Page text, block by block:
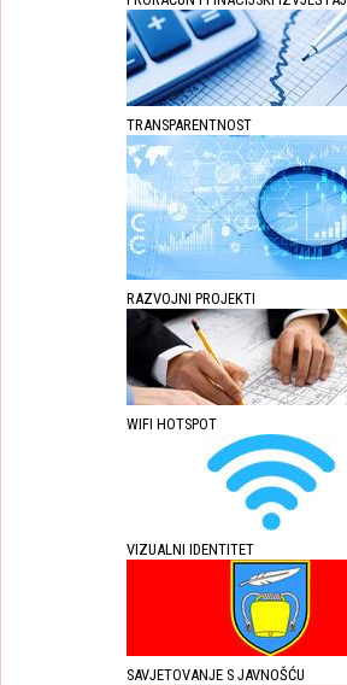
TRANSPARENTNOST
RAZVOJNI PROJEKTI
WIFI HOTSPOT
VIZUALNI IDENTITET
SAVJETOVANJE S JAVNOŠĆU